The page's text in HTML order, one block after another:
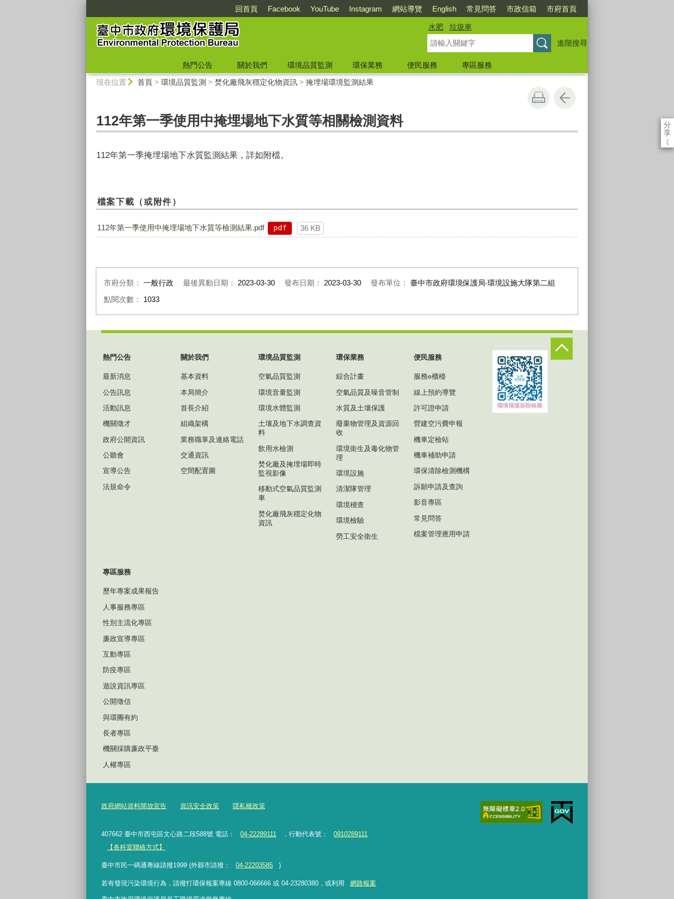
回首頁 Facebook YouTube Instagram 網站導覽 English 常見問答 市政信箱 市府首頁
水肥
垃圾車
進階搜尋
熱門公告 關於我們 環境品質監測 環保業務 便民服務
專區服務
現在位置 首頁> 環境品質監測 > 焚化廠飛灰穩定化物資訊> 掩埋場環境監測結果
分
享
《
112年第一季使用中掩埋場地下水質等相關檢測資料
112年第一季掩埋場地下水質監測結果，詳如附檔。
檔案下載（或附件）
112年第一季使用中掩埋場地下水質等檢測結果.pdf pdf 36 KB
市府分類： 一般行政 最後異動日期： 2023-03-30 發布日期： 2023-03-30 發布單位： 臺中市政府環境保護局‧環境設施大隊第二組
點閱次數： 1033
熱門公告
最新消息
公告訊息
活動訊息
機關徵才
政府公開資訊
公聽會
宣導公告
法規命令
關於我們
基本資料
本局簡介
首長介紹
組織架構
業務職掌及連絡電話
交通資訊
空間配置圖
環境品質監測
空氣品質監測
環境音量監測
環境水體監測
土壤及地下水調查資
料
飲用水檢測
焚化廠及掩埋場即時
監視影像
移動式空氣品質監測
車
焚化廠飛灰穩定化物
資訊
環保業務
綜合計畫
空氣品質及噪音管制
水質及土壤保護
廢棄物管理及資源回
收
環境衛生及毒化物管
理
環境設施
清潔隊管理
環境稽查
環境檢驗
勞工安全衛生
便民服務
服務e櫃檯
線上預約導覽
許可證申請
營建空污費申報
機車定檢站
機車補助申請
環保清除檢測機構
訴願申請及查詢
影音專區
常見問答
檔案管理應用申請
專區服務
歷年專案成果報告
人事服務專區
性別主流化專區
廉政宣導專區
互動專區
防疫專區
遊說資訊專區
公開徵信
與環團有約
長者專區
機關採購廉政平臺
人權專區
政府網站資料開放宣告 資訊安全政策 隱私權政策
407662 臺中市西屯區文心路二段588號 電話： 04-22289111 ．行動代表號：
0910289111
【各科室聯絡方式】
臺中市民一碼通專線請撥1999 (外縣市請撥： 04-22203585 )
若有發現污染環境行為，請撥打環保報案專線 0800-066666 或 04-23280380，或利用 網路報案